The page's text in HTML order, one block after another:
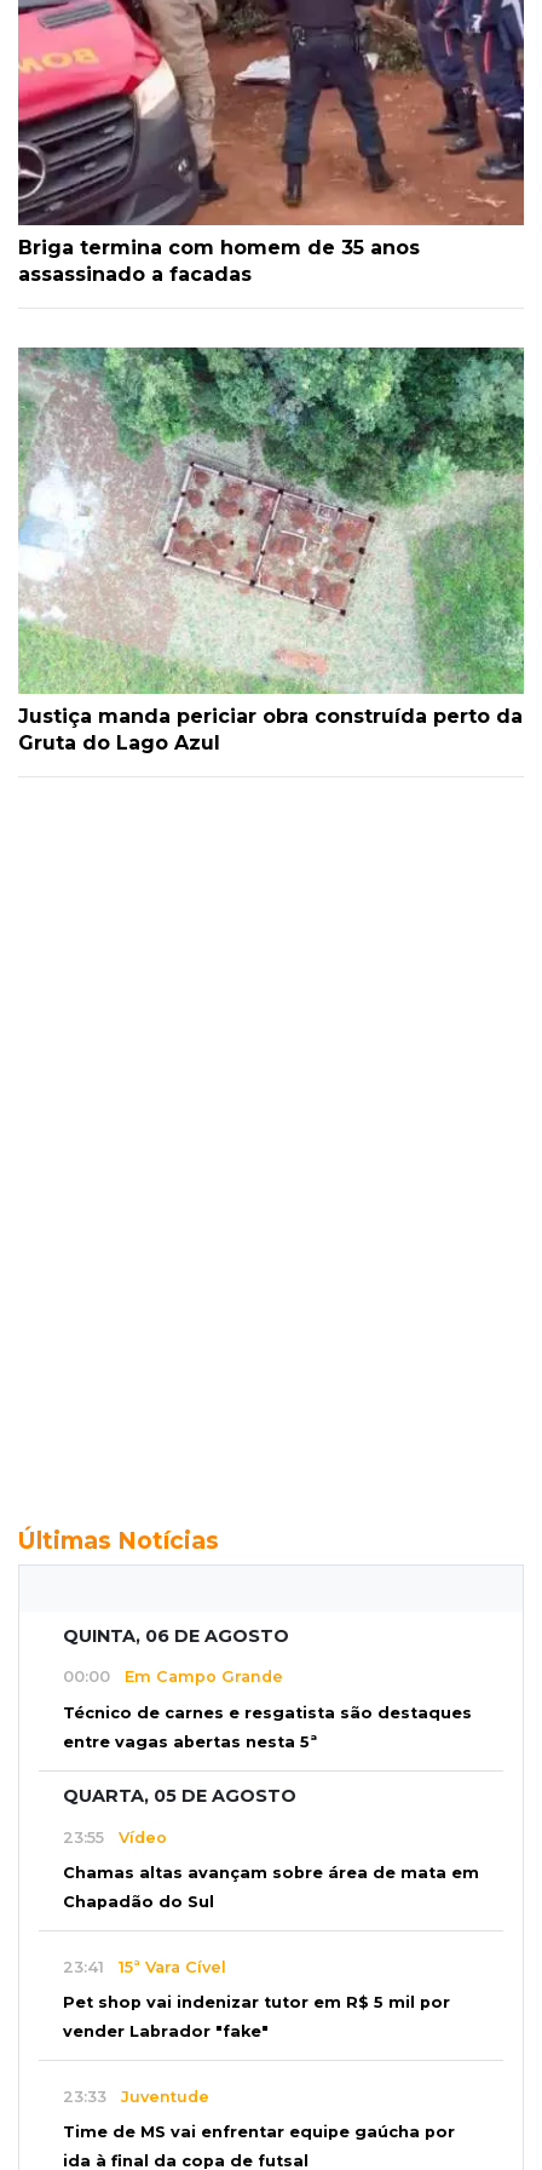
Briga termina com homem de 35 anos
assassinado a facadas
Justiça manda periciar obra construída perto da
Gruta do Lago Azul
Últimas Notícias
QUINTA, 06 DE AGOSTO
00:00 Em Campo Grande
Técnico de carnes e resgatista são destaques
entre vagas abertas nesta 5ª
QUARTA, 05 DE AGOSTO
23:55 Vídeo
Chamas altas avançam sobre área de mata em
Chapadão do Sul
23:41 15ª Vara Cível
Pet shop vai indenizar tutor em R$ 5 mil por
vender Labrador "fake"
23:33 Juventude
Time de MS vai enfrentar equipe gaúcha por
ida à final da copa de futsal